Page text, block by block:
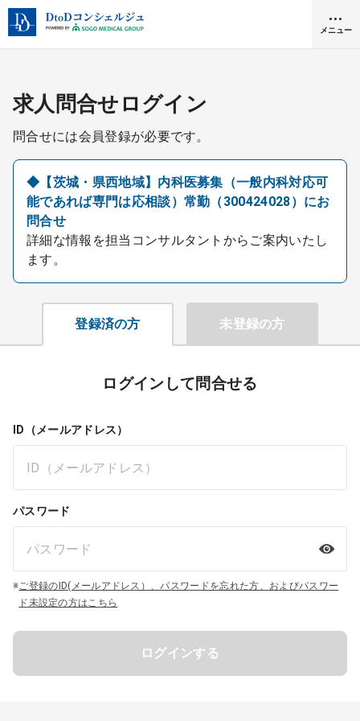
メニュー
クリニック開業
DtoDとは
お問合せ
医院の譲渡・売却をお考えの方
採用をお考えの医療機関の方
求人問合せログイン
問合せには会員登録が必要です。
◆【茨城・県西地域】内科医募集（一般内科対応可
能であれば専門は応相談）常勤（300424028）にお
問合せ
詳細な情報を担当コンサルタントからご案内いたし
ます。
登録済の方 未登録の方
ログインして問合せる
ID（メールアドレス）
パスワード
※ご登録のID(メールアドレス）、パスワードを忘れた方、およびパスワー
ド未設定の方はこちら
ログインする